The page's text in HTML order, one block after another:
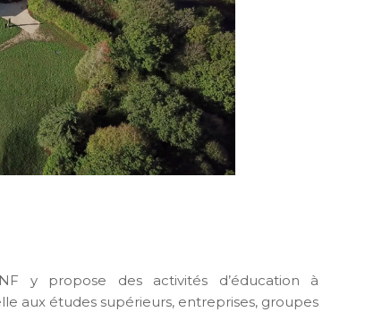
y propose des activités d’éducation à
aux études supérieurs, entreprises, groupes